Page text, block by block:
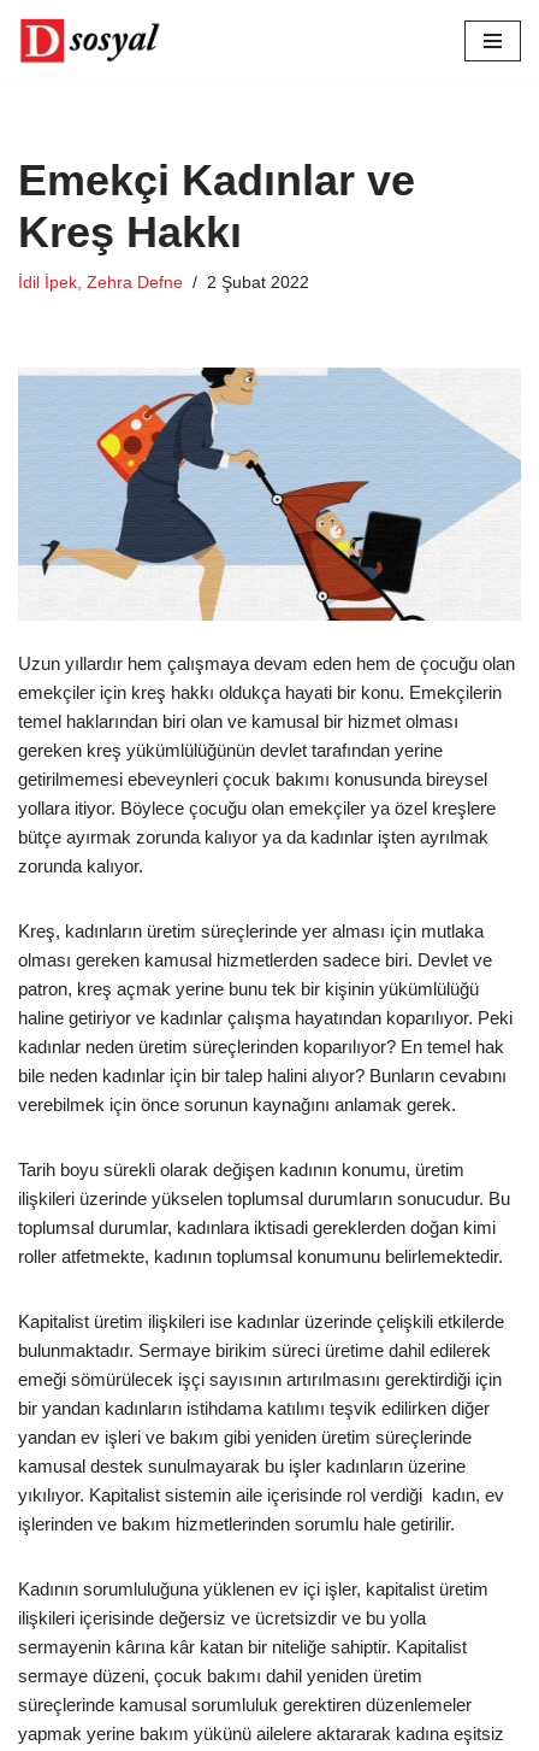
İçeriğe
Emekçi Kadınlar ve
Kreş Hakkı
İdil İpek, Zehra Defne 2 Şubat 2022
Uzun yıllardır hem çalışmaya devam eden hem de çocuğu olan
emekçiler için kreş hakkı oldukça hayati bir konu. Emekçilerin
temel haklarından biri olan ve kamusal bir hizmet olması
gereken kreş yükümlülüğünün devlet tarafından yerine
getirilmemesi ebeveynleri çocuk bakımı konusunda bireysel
yollara itiyor. Böylece çocuğu olan emekçiler ya özel kreşlere
bütçe ayırmak zorunda kalıyor ya da kadınlar işten ayrılmak
zorunda kalıyor.
Kreş, kadınların üretim süreçlerinde yer alması için mutlaka
olması gereken kamusal hizmetlerden sadece biri. Devlet ve
patron, kreş açmak yerine bunu tek bir kişinin yükümlülüğü
haline getiriyor ve kadınlar çalışma hayatından koparılıyor. Peki
kadınlar neden üretim süreçlerinden koparılıyor? En temel hak
bile neden kadınlar için bir talep halini alıyor? Bunların cevabını
verebilmek için önce sorunun kaynağını anlamak gerek.
Tarih boyu sürekli olarak değişen kadının konumu, üretim
ilişkileri üzerinde yükselen toplumsal durumların sonucudur. Bu
toplumsal durumlar, kadınlara iktisadi gereklerden doğan kimi
roller atfetmekte, kadının toplumsal konumunu belirlemektedir.
Kapitalist üretim ilişkileri ise kadınlar üzerinde çelişkili etkilerde
bulunmaktadır. Sermaye birikim süreci üretime dahil edilerek
emeği sömürülecek işçi sayısının artırılmasını gerektirdiği için
bir yandan kadınların istihdama katılımı teşvik edilirken diğer
yandan ev işleri ve bakım gibi yeniden üretim süreçlerinde
kamusal destek sunulmayarak bu işler kadınların üzerine
yıkılıyor. Kapitalist sistemin aile içerisinde rol verdiği kadın, ev
işlerinden ve bakım hizmetlerinden sorumlu hale getirilir.
Kadının sorumluluğuna yüklenen ev içi işler, kapitalist üretim
ilişkileri içerisinde değersiz ve ücretsizdir ve bu yolla
sermayenin kârına kâr katan bir niteliğe sahiptir. Kapitalist
sermaye düzeni, çocuk bakımı dahil yeniden üretim
süreçlerinde kamusal sorumluluk gerektiren düzenlemeler
yapmak yerine bakım yükünü ailelere aktararak kadına eşitsiz